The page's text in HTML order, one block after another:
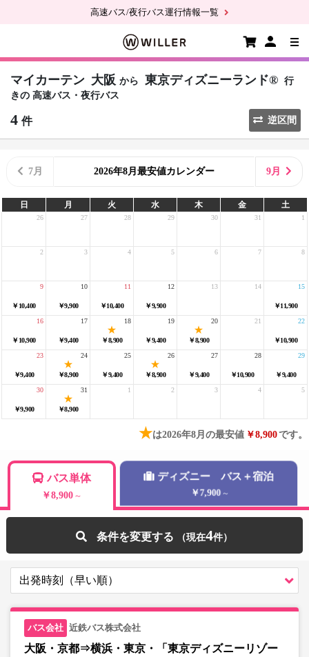
高速バス/夜行バス運行情報一覧
マイカーテン 大阪 から 東京ディズニーランド® 行
きの 高速バス・夜行バス
4 件 逆区間
7月 2026年8月最安値カレンダー 9月
日 月 火 水 木 金 土
26 27 28 29 30 31 1
2 3 4 5 6 7 8
￥10,400
9
￥9,900
10
￥10,400
11
￥9,900
12 13 14
￥11,900
15
￥10,900
16
￥9,400
17
￥8,900
18
￥9,400
19
￥8,900
20 21
￥10,900
22
￥9,400
23
￥8,900
24
￥9,400
25
￥8,900
26
￥9,400
27
￥10,900
28
￥9,400
29
￥9,900
30
￥8,900
31 1 2 3 4 5
★は2026年8月の最安値 ￥8,900です。
バス単体
￥8,900 ～
ディズニー バス＋宿泊
￥7,900 ～
条件を変更する 4
近鉄バス株式会社
大阪・京都⇒横浜・東京・「東京ディズニーリゾー